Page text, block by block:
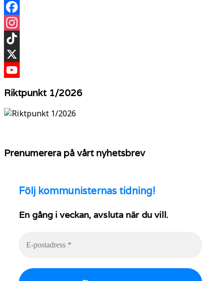
Facebook
Instagram
TikTok
X
Riktpunkt 1/2026
Prenumerera på vårt nyhetsbrev
Följ kommunisternas tidning!
En gång i veckan, avsluta när du vill.